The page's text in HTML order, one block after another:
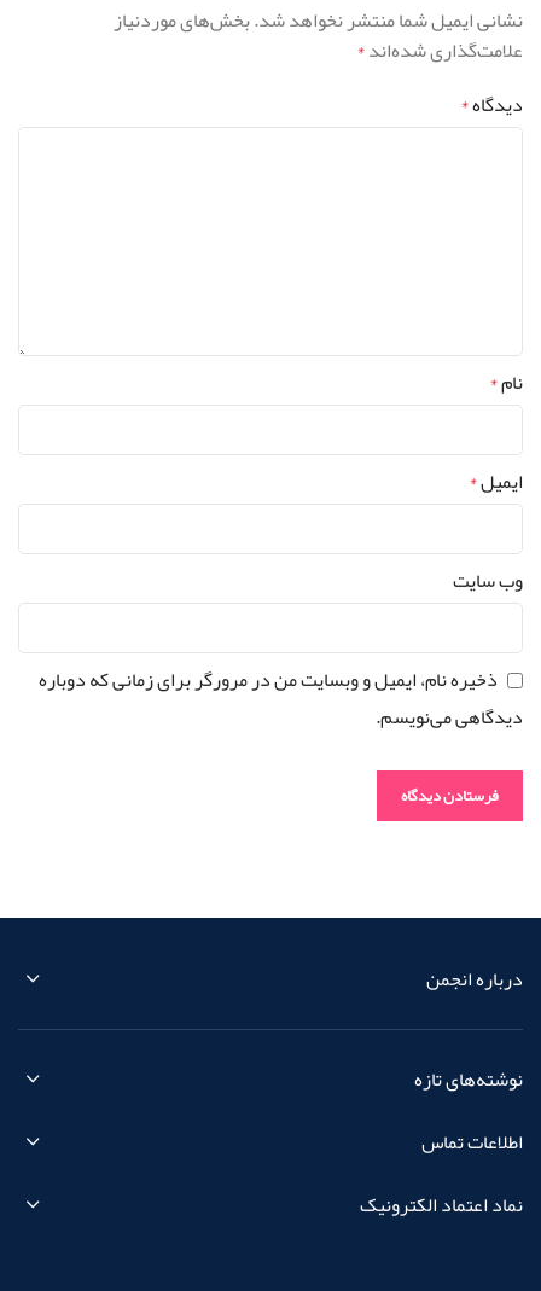
نشانی ایمیل شما منتشر نخواهد شد.بخش‌های موردنیاز
علامت‌گذاری شده‌اند*
دیدگاه*
نام*
ایمیل*
وب‌ سایت
ذخیره نام، ایمیل و وبسایت من در مرورگر برای زمانی که دوباره
دیدگاهی می‌نویسم.
درباره انجمن
نوشته‌های تازه
اطلاعات تماس
نماد اعتماد الکترونیک